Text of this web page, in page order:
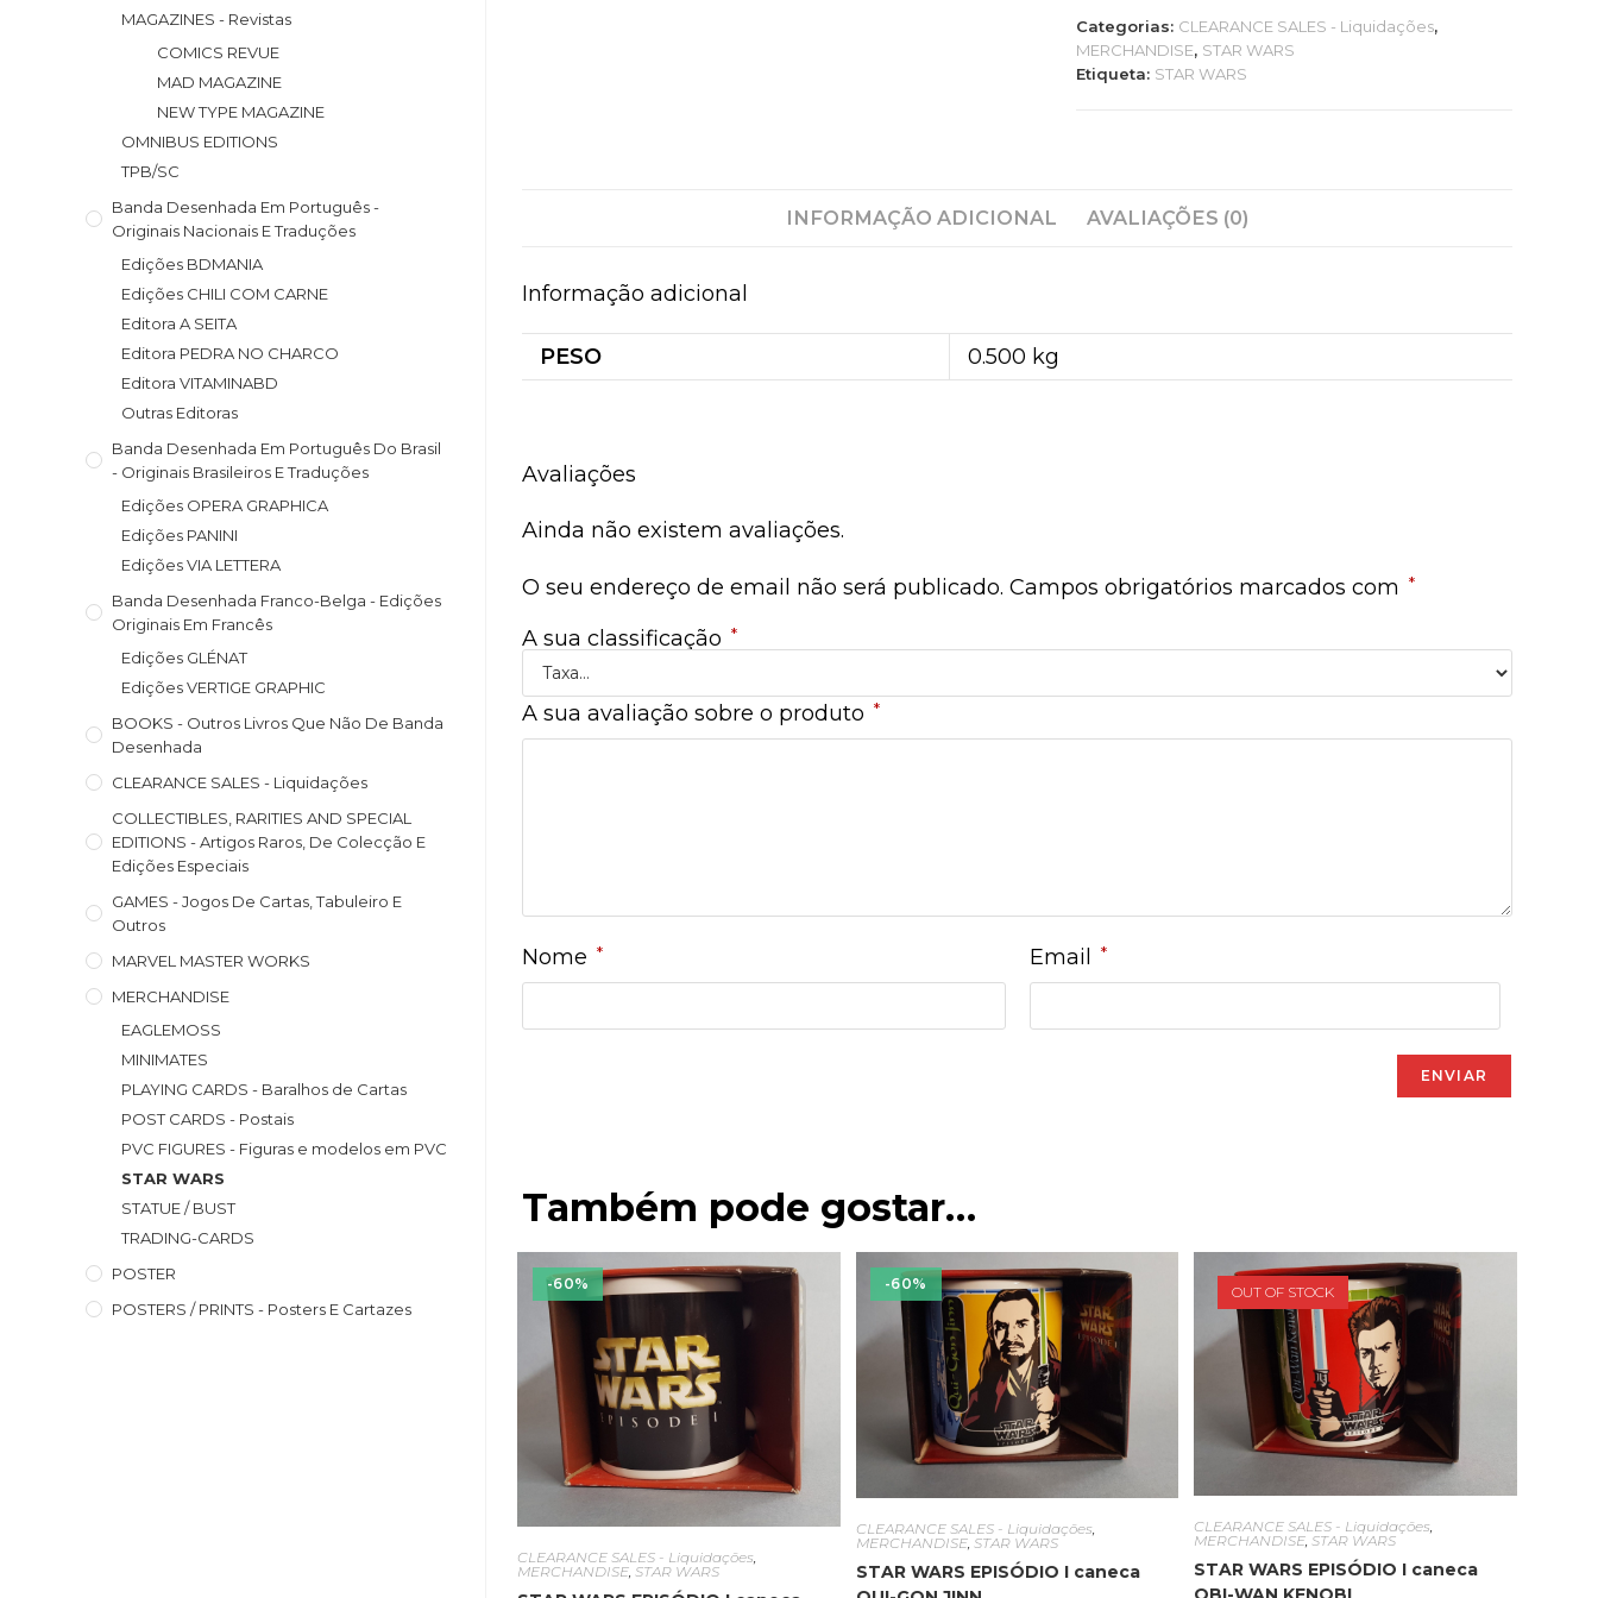
EPISÓDIO
I
caneca
Categorias: CLEARANCE SALES - Liquidações,
MERCHANDISE, STAR WARS
Etiqueta: STAR WARS
INFORMAÇÃO ADICIONAL AVALIAÇÕES (0)
Informação adicional
PESO 0.500 kg
Avaliações
Ainda não existem avaliações.
O seu endereço de email não será publicado. Campos obrigatórios marcados com *
A sua classificação *
A sua avaliação sobre o produto *
Nome * Email *
Também pode gostar…
-60%
CLEARANCE SALES - Liquidações
MERCHANDISE ,STAR WARS
-60%
CLEARANCE SALES - Liquidações,
MERCHANDISE, STAR WARS
STAR WARS EPISÓDIO I caneca
OUT OF STOCK
CLEARANCE SALES - Liquidações
MERCHANDISE, STAR WARS
STAR WARS EPISÓDIO I caneca
MAGAZINES - Revistas
COMICS REVUE
MAD MAGAZINE
NEW TYPE MAGAZINE
OMNIBUS EDITIONS
TPB/SC
Banda Desenhada Em Português -
Originais Nacionais E Traduções
Edições BDMANIA
Edições CHILI COM CARNE
Editora A SEITA
Editora PEDRA NO CHARCO
Editora VITAMINABD
Outras Editoras
Banda Desenhada Em Português Do Brasil
- Originais Brasileiros E Traduções
Edições OPERA GRAPHICA
Edições PANINI
Edições VIA LETTERA
Banda Desenhada Franco-Belga - Edições
Originais Em Francês
Edições GLÉNAT
Edições VERTIGE GRAPHIC
BOOKS - Outros Livros Que Não De Banda
Desenhada
CLEARANCE SALES - Liquidações
COLLECTIBLES, RARITIES AND SPECIAL
EDITIONS - Artigos Raros, De Colecção E
Edições Especiais
GAMES - Jogos De Cartas, Tabuleiro E
Outros
MARVEL MASTER WORKS
MERCHANDISE
EAGLEMOSS
MINIMATES
PLAYING CARDS - Baralhos de Cartas
POST CARDS - Postais
PVC FIGURES - Figuras e modelos em PVC
STAR WARS
STATUE / BUST
TRADING-CARDS
POSTER
POSTERS / PRINTS - Posters E Cartazes